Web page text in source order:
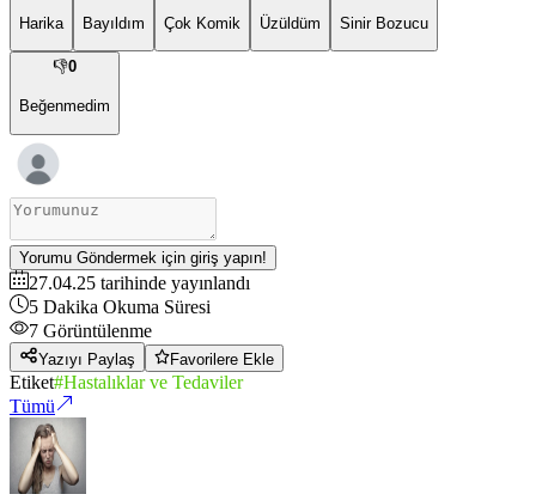
Harika
Bayıldım
Çok Komik
Üzüldüm
Sinir Bozucu
👎0
Beğenmedim
Yorumu Göndermek için giriş yapın!
27.04.25 tarihinde yayınlandı
5 Dakika Okuma Süresi
7 Görüntülenme
Yazıyı Paylaş Favorilere Ekle
Etiket#Hastalıklar ve Tedaviler
Tümü